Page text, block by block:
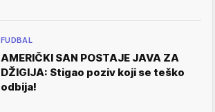
FUDBAL
AMERIČKI SAN POSTAJE JAVA ZA
DŽIGIJA: Stigao poziv koji se teško
odbija!